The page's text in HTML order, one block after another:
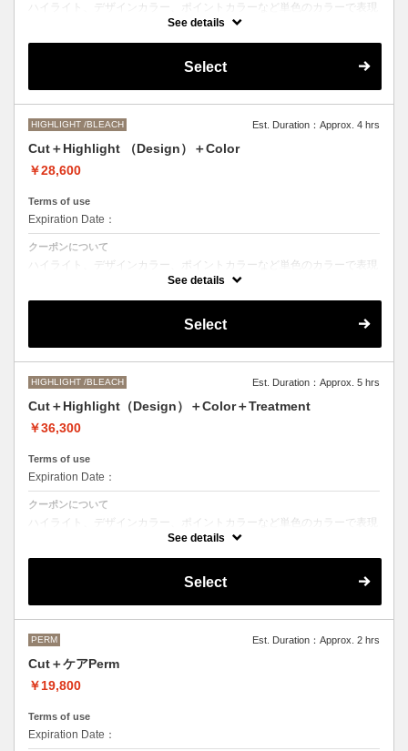
ハイライト、デザインカラー、ポイントカラーなど単色のカラーで表現
できないデザインをご希望の方はこちらのメニューをお選びください。
●ご希望の色やカラー履歴、デザインによっては１度のブリーチでは表
施術時間、料金が前後する場合がございます。
M ¥＋550 L¥＋1100 LL¥＋2200
See details
Select
HIGHLIGHT /BLEACH Est. Duration：Approx. 4 hrs
Cut＋Highlight （Design）＋Color
￥28,600
Terms of use
Expiration Date：
クーポンについて
ハイライト、デザインカラー、ポイントカラーなど単色のカラーで表現
できないデザインをご希望の方はこちらのメニューをお選びください。
●ご希望の色やカラー履歴、デザインによっては１度のブリーチでは表
施術時間、料金が前後する場合がございます。
M ¥＋1100 L¥＋1650 LL¥＋2200
See details
Select
HIGHLIGHT /BLEACH Est. Duration：Approx. 5 hrs
Cut＋Highlight（Design）＋Color＋Treatment
￥36,300
Terms of use
Expiration Date：
クーポンについて
ハイライト、デザインカラー、ポイントカラーなど単色のカラーで表現
できないデザインをご希望の方はこちらのメニューをお選びください。
Aujuaシステムトリートメントを使った４ステップトリートメント＋マ
●トリートメントは髪質に合わせてご提案させていただいておりますの
●ご希望の色やカラー履歴、デザインによっては１度のブリーチでは表
現できない場合もございます。
●髪の長さにより別途ロング料金を頂戴いたします。
See details
Select
PERM Est. Duration：Approx. 2 hrs
Cut＋ケアPerm
￥19,800
Terms of use
Expiration Date：